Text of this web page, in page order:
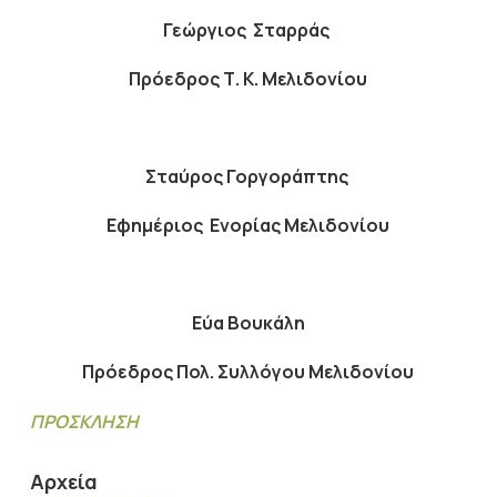
Γεώργιος Σταρράς
Πρόεδρος Τ. Κ. Μελιδονίου
Σταύρος Γοργοράπτης
Εφημέριος Ενορίας Μελιδονίου
Εύα Βουκάλη
Πρόεδρος Πολ. Συλλόγου Μελιδονίου
ΠΡΟΣΚΛΗΣΗ
Αρχεία